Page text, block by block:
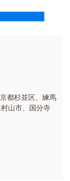
都杉並区、練馬
山市、国分寺